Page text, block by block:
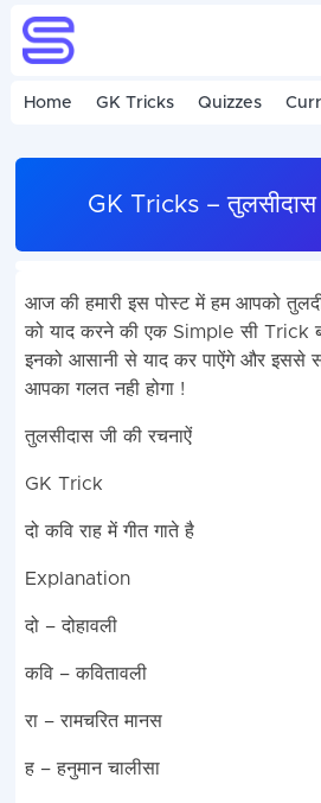
Home GK Tricks Quizzes
GK Tricks – तुलसीदास
आज की हमारी इस पोस्ट में हम आपको
को याद करने की एक Simple सी Trick
इनको आसानी से याद कर पाऐंगे और इससे
आपका गलत नही होगा !
तुलसीदास जी की रचनाऐं
GK Trick
दो कवि राह में गीत गाते है
Explanation
दो – दोहावली
कवि – कवितावली
रा – रामचरित मानस
ह – हनुमान चालीसा